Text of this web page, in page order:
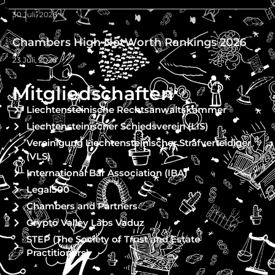
30 Juli, 2026
Chambers High NetWorth Rankings 2026
23 Juli, 2026
Mitgliedschaften
Liechtensteinische Rechtsanwaltskammer
Liechtensteinischer Schiedsverein (LIS)
Vereinigung Liechtensteinischer Strafverteidiger
(VLS)
International Bar Association (IBA)
Legal500
Chambers and Partners
Crypto Valley Labs Vaduz
STEP (The Society of Trust and Estate
Practitioners)